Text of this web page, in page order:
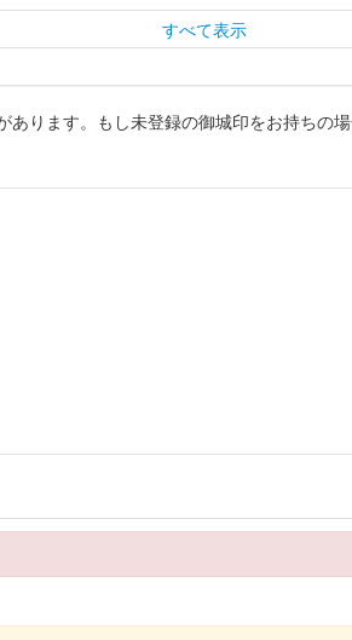
すべて表示
ります。もし未登録の御城印をお持ちの場